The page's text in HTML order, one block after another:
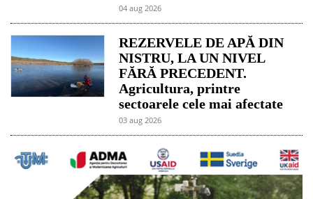
04 aug 2026
REZERVELE DE APĂ DIN
NISTRU, LA UN NIVEL
FĂRĂ PRECEDENT.
Agricultura, printre
sectoarele cele mai afectate
03 aug 2026